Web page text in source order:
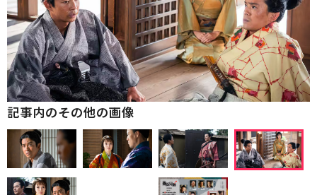
記事内のその他の画像